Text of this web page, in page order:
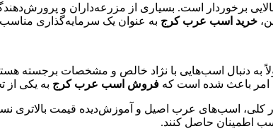
برخوردار است. بسیاری از مزرعه‌داران و
خرید اسب عرب کرج به عنوان یک سرمایه‌گذاری
به دنبال اسب‌هایی با نژاد خالص و مشخصات برجسته
امر باعث شده است که فروش اسب عرب کرج به یکی از
اسب‌های عرب اصیل و آموزش‌دیده قیمت بالاتری
اطمینان حاصل کنند.